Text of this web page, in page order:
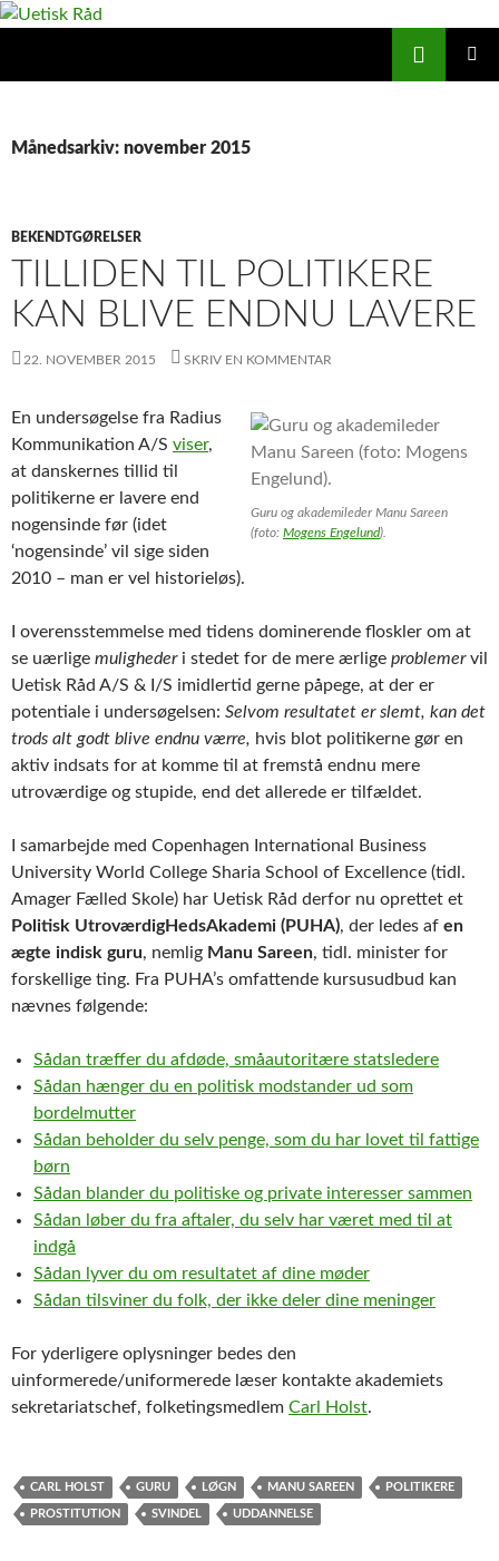
Hop
Månedsarkiv: november 2015
BEKENDTGØRELSER
TILLIDEN TIL POLITIKERE
KAN BLIVE ENDNU LAVERE
22. NOVEMBER 2015 SKRIV EN KOMMENTAR
Guru og akademileder Manu Sareen
(foto: Mogens Engelund).
En undersøgelse fra Radius
Kommunikation A/S viser,
at danskernes tillid til
politikerne er lavere end
nogensinde før (idet
‘nogensinde’ vil sige siden
2010 – man er vel historieløs).
I overensstemmelse med tidens dominerende floskler om at
se uærlige mulighederi stedet for de mere ærlige problemervil
Uetisk Råd A/S & I/S imidlertid gerne påpege, at der er
potentiale i undersøgelsen: Selvom resultatet er slemt, kan det
trods alt godt blive endnu værre, hvis blot politikerne gør en
aktiv indsats for at komme til at fremstå endnu mere
utroværdige og stupide, end det allerede er tilfældet.
I samarbejde med Copenhagen International Business
University World College Sharia School of Excellence (tidl.
Amager Fælled Skole) har Uetisk Råd derfor nu oprettet et
Politisk UtroværdigHedsAkademi (PUHA), der ledes af en
ægte indisk guru, nemlig Manu Sareen, tidl. minister for
forskellige ting. Fra PUHA’s omfattende kursusudbud kan
nævnes følgende:
Sådan træffer du afdøde, småautoritære statsledere
Sådan hænger du en politisk modstander ud som
bordelmutter
Sådan beholder du selv penge, som du har lovet til fattige
børn
Sådan blander du politiske og private interesser sammen
Sådan løber du fra aftaler, du selv har været med til at
indgå
Sådan lyver du om resultatet af dine møder
Sådan tilsviner du folk, der ikke deler dine meninger
For yderligere oplysninger bedes den
uinformerede/uniformerede læser kontakte akademiets
sekretariatschef, folketingsmedlem Carl Holst.
CARL HOLST GURU LØGN MANU SAREEN POLITIKERE
PROSTITUTION SVINDEL UDDANNELSE